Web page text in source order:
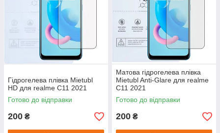
Гідрогелева плівка Mietubl
HD для realme C11 2021
Готово до відправки
200 ₴
Матова гідрогелева плівка
Mietubl Anti-Glare для realme
C11 2021
Готово до відправки
200 ₴